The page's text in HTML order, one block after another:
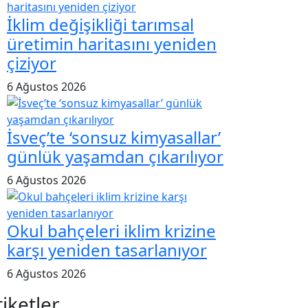
İklim değişikliği tarımsal
üretimin haritasını yeniden
çiziyor
6 Ağustos 2026
İsveç’te ‘sonsuz kimyasallar’
günlük yaşamdan çıkarılıyor
6 Ağustos 2026
Okul bahçeleri iklim krizine
karşı yeniden tasarlanıyor
6 Ağustos 2026